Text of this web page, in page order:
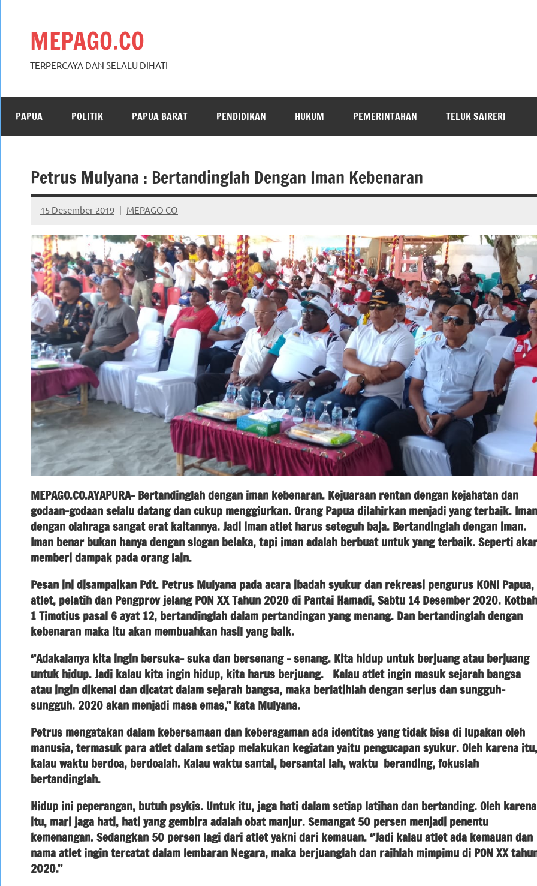
MEPAGO.CO
TERPERCAYA DAN SELALU DIHATI
PAPUA POLITIK PAPUA BARAT PENDIDIKAN HUKUM PEMERINTAHAN TELUK SAIRERI
Petrus Mulyana : Bertandinglah Dengan Iman Kebenaran
15 Desember 2019 MEPAGO CO
No
comments
MEPAGO.CO.AYAPURA- Bertandinglah dengan iman kebenaran. Kejuaraan rentan dengan kejahatan dan
godaan-godaan selalu datang dan cukup menggiurkan. Orang Papua dilahirkan menjadi yang terbaik. Iman
dengan olahraga sangat erat kaitannya. Jadi iman atlet harus seteguh baja. Bertandinglah dengan iman.
Iman benar bukan hanya dengan slogan belaka, tapi iman adalah berbuat untuk yang terbaik. Seperti akar
memberi dampak pada orang lain.
Pesan ini disampaikan Pdt. Petrus Mulyana pada acara ibadah syukur dan rekreasi pengurus KONI Papua,
atlet, pelatih dan Pengprov jelang PON XX Tahun 2020 di Pantai Hamadi, Sabtu 14 Desember 2020. Kotbah
1 Timotius pasal 6 ayat 12, bertandinglah dalam pertandingan yang menang. Dan bertandinglah dengan
kebenaran maka itu akan membuahkan hasil yang baik.
‘’Adakalanya kita ingin bersuka- suka dan bersenang – senang. Kita hidup untuk berjuang atau berjuang
untuk hidup. Jadi kalau kita ingin hidup, kita harus berjuang. Kalau atlet ingin masuk sejarah bangsa
atau ingin dikenal dan dicatat dalam sejarah bangsa, maka berlatihlah dengan serius dan sungguh-
sungguh. 2020 akan menjadi masa emas,’’ kata Mulyana.
Petrus mengatakan dalam kebersamaan dan keberagaman ada identitas yang tidak bisa di lupakan oleh
manusia, termasuk para atlet dalam setiap melakukan kegiatan yaitu pengucapan syukur. Oleh karena itu,
kalau waktu berdoa, berdoalah. Kalau waktu santai, bersantai lah, waktu beranding, fokuslah
bertandinglah.
Hidup ini peperangan, butuh psykis. Untuk itu, jaga hati dalam setiap latihan dan bertanding. Oleh karena
itu, mari jaga hati, hati yang gembira adalah obat manjur. Semangat 50 persen menjadi penentu
kemenangan. Sedangkan 50 persen lagi dari atlet yakni dari kemauan. ‘’Jadi kalau atlet ada kemauan dan
nama atlet ingin tercatat dalam lembaran Negara, maka berjuanglah dan raihlah mimpimu di PON XX
2020.’’